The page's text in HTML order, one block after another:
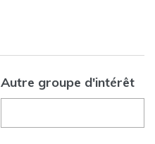
Autre groupe d'intérêt